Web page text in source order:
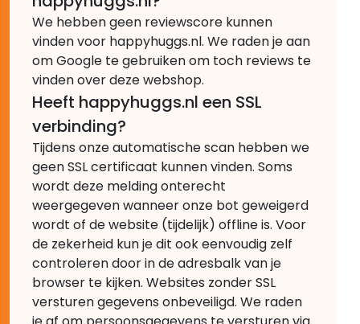
We hebben geen reviewscore kunnen
vinden voor happyhuggs.nl. We raden je aan
om Google te gebruiken om toch reviews te
vinden over deze webshop.
Heeft happyhuggs.nl een SSL
verbinding?
Tijdens onze automatische scan hebben we
geen SSL certificaat kunnen vinden. Soms
wordt deze melding onterecht
weergegeven wanneer onze bot geweigerd
wordt of de website (tijdelijk) offline is. Voor
de zekerheid kun je dit ook eenvoudig zelf
controleren door in de adresbalk van je
browser te kijken. Websites zonder SSL
versturen gegevens onbeveiligd. We raden